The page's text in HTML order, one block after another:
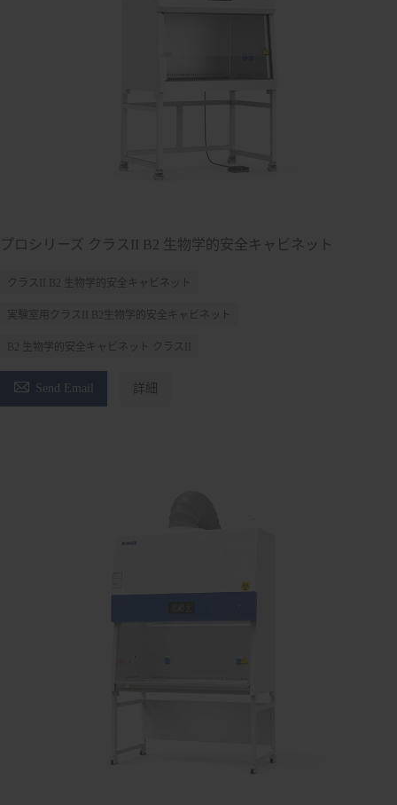
プロシリーズ クラスII B2 生物学的安全キャビネット
クラスII B2 生物学的安全キャビネット
実験室用クラスII B2生物学的安全キャビネット
B2 生物学的安全キャビネット クラスII
 Send Email 詳細